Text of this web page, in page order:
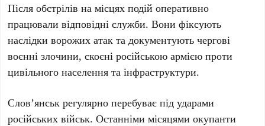
Після обстрілів на місцях подій оперативно
працювали відповідні служби. Вони фіксують
наслідки ворожих атак та документують чергові
воєнні злочини, скоєні російською армією проти
цивільного населення та інфраструктури.
Слов’янськ регулярно перебуває під ударами
російських військ. Останніми місяцями окупанти